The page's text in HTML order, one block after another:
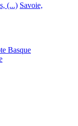
(...) Savoie,
Basque